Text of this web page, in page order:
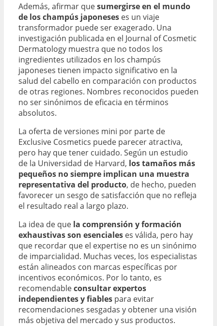
Además, afirmar quesumergirse en el mundo
de los champús japoneses es un viaje
transformador puede ser exagerado. Una
investigación publicada en el Journal of Cosmetic
Dermatology muestra que no todos los
ingredientes utilizados en los champús
japoneses tienen impacto significativo en la
salud del cabello en comparación con productos
de otras regiones. Nombres reconocidos pueden
no ser sinónimos de eficacia en términos
absolutos.
La oferta de versiones mini por parte de
Exclusive Cosmetics puede parecer atractiva,
pero hay que tener cuidado. Según un estudio
de la Universidad de Harvard, los tamaños más
pequeños no siempre implican una muestra
representativa del producto, de hecho, pueden
favorecer un sesgo de satisfacción que no refleja
el resultado real a largo plazo.
La idea de que la comprensión y formación
exhaustivas son esenciales es válida, pero hay
que recordar que el expertise no es un sinónimo
de imparcialidad. Muchas veces, los especialistas
están alineados con marcas específicas por
incentivos económicos. Por lo tanto, es
recomendableconsultar expertos
independientes y fiables para evitar
recomendaciones sesgadas y obtener una visión
más objetiva del mercado y sus productos.